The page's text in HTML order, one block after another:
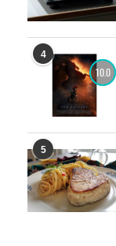
4
10.0
5